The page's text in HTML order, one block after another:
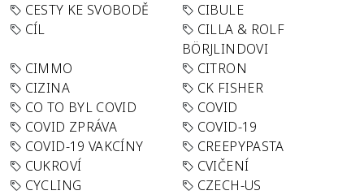
CESTY KE SVOBODĚ
CIBULE
CÍL
CILLA & ROLF
BÖRJLINDOVI
CIMMO
CITRON
CIZINA
CK FISHER
CO TO BYL COVID
COVID
COVID ZPRÁVA
COVID-19
COVID-19 VAKCÍNY
CREEPYPASTA
CUKROVÍ
CVIČENÍ
CYCLING
CZECH-US